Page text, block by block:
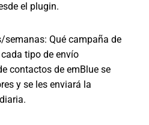
el plugin.
Qué campaña de
tipo de envío
contactos de emBlue se
y se les enviará la